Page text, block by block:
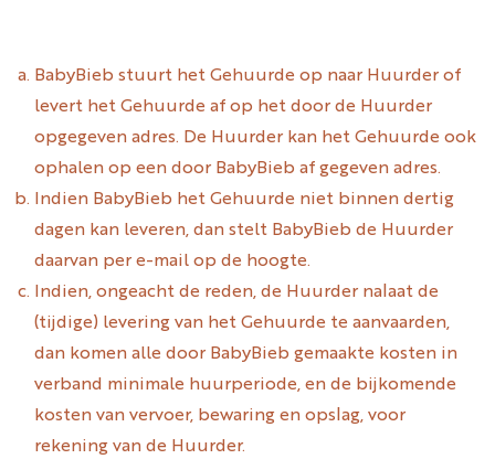
BabyBieb stuurt het Gehuurde op naar Huurder of
levert het Gehuurde af op het door de Huurder
opgegeven adres. De Huurder kan het Gehuurde ook
ophalen op een door BabyBieb af gegeven adres.
Indien BabyBieb het Gehuurde niet binnen dertig
dagen kan leveren, dan stelt BabyBieb de Huurder
daarvan per e-mail op de hoogte.
Indien, ongeacht de reden, de Huurder nalaat de
(tijdige) levering van het Gehuurde te aanvaarden,
dan komen alle door BabyBieb gemaakte kosten in
verband minimale huurperiode, en de bijkomende
kosten van vervoer, bewaring en opslag, voor
rekening van de Huurder.